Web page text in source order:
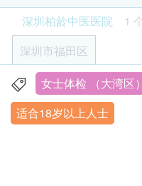
上腹腔超声波:肾
输尿管超声波
B超檢查- 膀胱
B超檢查- 乳房(双侧)
腋下淋巴结超声波
癌症指标 重点项目
检前准备：
1、体检前三天，请保
动物内脏、鸡血、鸭
白食物，勿饮酒，不
2、体检前一天尽量不
运动，避免情绪激动，
保证充分睡眠，以免影
及地点。客户亦可
龄中医医院进行
19926659807）。
客户至现场后，深
客户的姓名、出
health.ESDlife订购
订单如需改期，请
深圳柏龄中医医院
1
深圳市福田区
深圳市福田区香蜜湖街道
深圳柏龄中医医院
营业时间：星期一至星期
女士体检 （大湾区）
适合18岁以上人士